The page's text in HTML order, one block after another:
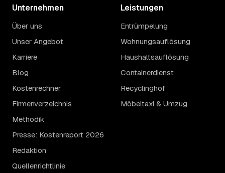
Unternehmen
Über uns
Unser Angebot
Karriere
Blog
Kostenrechner
Firmenverzeichnis
Methodik
Presse: Kostenreport 2026
Redaktion
Quellenrichtlinie
Leistungen
Entrümpelung
Wohnungsauflösung
Haushaltsauflösung
Containerdienst
Recyclinghof
Möbeltaxi & Umzug